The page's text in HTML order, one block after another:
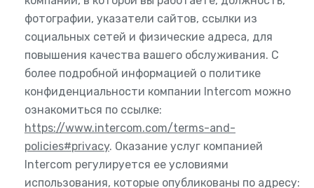
фотографии, указатели сайтов, ссылки из
социальных сетей и физические адреса, для
повышения качества вашего обслуживания. С
более подробной информацией о политике
конфиденциальности компании Intercom можно
ознакомиться по ссылке:
https://www.intercom.com/terms-and-
policies#privacy. Оказание услуг компанией
Intercom регулируется ее условиями
использования, которые опубликованы по адресу: